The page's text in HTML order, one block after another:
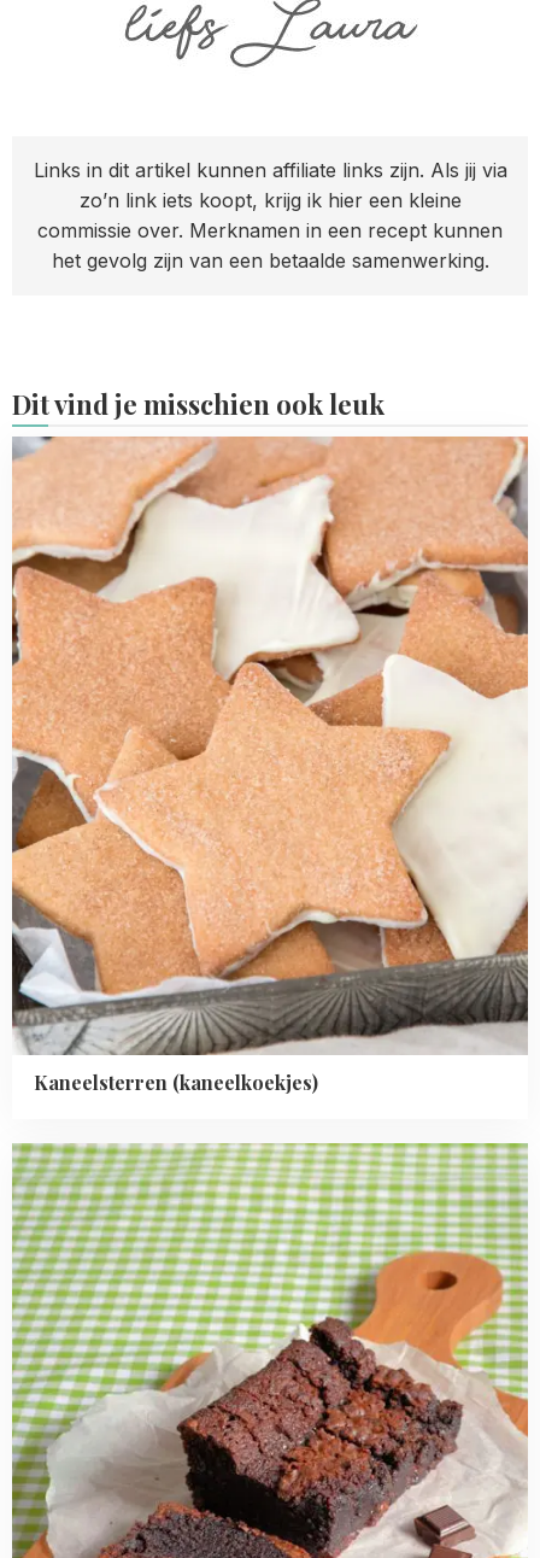
Links in dit artikel kunnen affiliate links zijn. Als jij via
zo’n link iets koopt, krijg ik hier een kleine
commissie over. Merknamen in een recept kunnen
het gevolg zijn van een betaalde samenwerking.
Dit vind je misschien ook leuk
Kaneelsterren (kaneelkoekjes)
Read
about
Kaneelsterren
(kaneelkoekjes)
Read
more
about
Compacte
chocoladecake